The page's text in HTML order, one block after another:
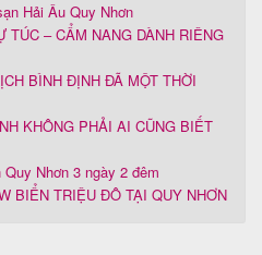
Hải Âu Quy Nhơn
TÚC – CẨM NANG DÀNH RIÊNG
BÌNH ĐỊNH ĐÃ MỘT THỜI
KHÔNG PHẢI AI CŨNG BIẾT
Nhơn 3 ngày 2 đêm
BIỂN TRIỆU ĐÔ TẠI QUY NHƠN